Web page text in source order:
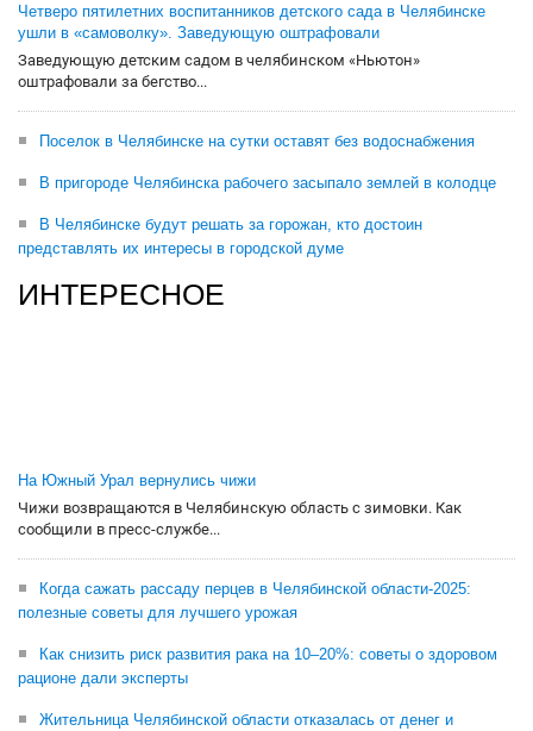
Четверо пятилетних воспитанников детского сада в Челябинске
ушли в «самоволку». Заведующую оштрафовали
Заведующую детским садом в челябинском «Ньютон»
оштрафовали за бегство...
Поселок в Челябинске на сутки оставят без водоснабжения
В пригороде Челябинска рабочего засыпало землей в колодце
В Челябинске будут решать за горожан, кто достоин
представлять их интересы в городской думе
ИНТЕРЕСНОЕ
На Южный Урал вернулись чижи
Чижи возвращаются в Челябинскую область с зимовки. Как
сообщили в пресс-службе...
Когда сажать рассаду перцев в Челябинской области-2025:
полезные советы для лучшего урожая
Как снизить риск развития рака на 10–20%: советы о здоровом
рационе дали эксперты
Жительница Челябинской области отказалась от денег и